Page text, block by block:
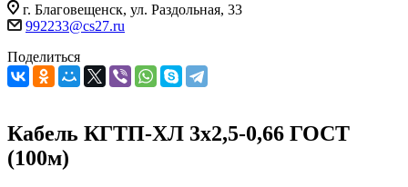
г. Благовещенск, ул. Раздольная, 33
992233@cs27.ru
Поделиться
Кабель КГТП-ХЛ 3х2,5-0,66 ГОСТ
(100м)